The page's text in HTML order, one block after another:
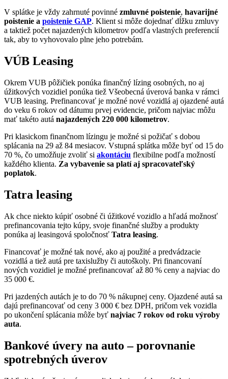
V splátke je vždy zahrnuté povinné zmluvné poistenie, havarijné
poistenie a poistenie GAP. Klient si môže dojednať dĺžku zmluvy
a taktiež počet najazdených kilometrov podľa vlastných preferencií
tak, aby to vyhovovalo plne jeho potrebám.
VÚB Leasing
Okrem VUB pôžičiek ponúka finančný lízing osobných, no aj
úžitkových vozidiel ponúka tiež Všeobecná úverová banka v rámci
VUB leasing. Prefinancovať je možné nové vozidlá aj ojazdené autá
do veku 6 rokov od dátumu prvej evidencie, pričom najviac môžu
mať takéto autá najazdených 220 000 kilometrov.
Pri klasickom finančnom lízingu je možné si požičať s dobou
splácania na 29 až 84 mesiacov. Vstupná splátka môže byť od 15 do
70 %, čo umožňuje zvoliť si akontáciu flexibilne podľa možností
každého klienta. Za vybavenie sa platí aj spracovateľský
poplatok.
Tatra leasing
Ak chce niekto kúpiť osobné či úžitkové vozidlo a hľadá možnosť
prefinancovania tejto kúpy, svoje finančné služby a produkty
ponúka aj leasingová spoločnosť Tatra leasing.
Financovať je možné tak nové, ako aj použité a predvádzacie
vozidlá a tiež autá pre taxislužby či autoškoly. Pri financovaní
nových vozidiel je možné prefinancovať až 80 % ceny a najviac do
35 000 €.
Pri jazdených autách je to do 70 % nákupnej ceny. Ojazdené autá sa
dajú prefinancovať od ceny 3 000 € bez DPH, pričom vek vozidla
po ukončení splácania môže byť najviac 7 rokov od roku výroby
auta.
Bankové úvery na auto – porovnanie
spotrebných úverov